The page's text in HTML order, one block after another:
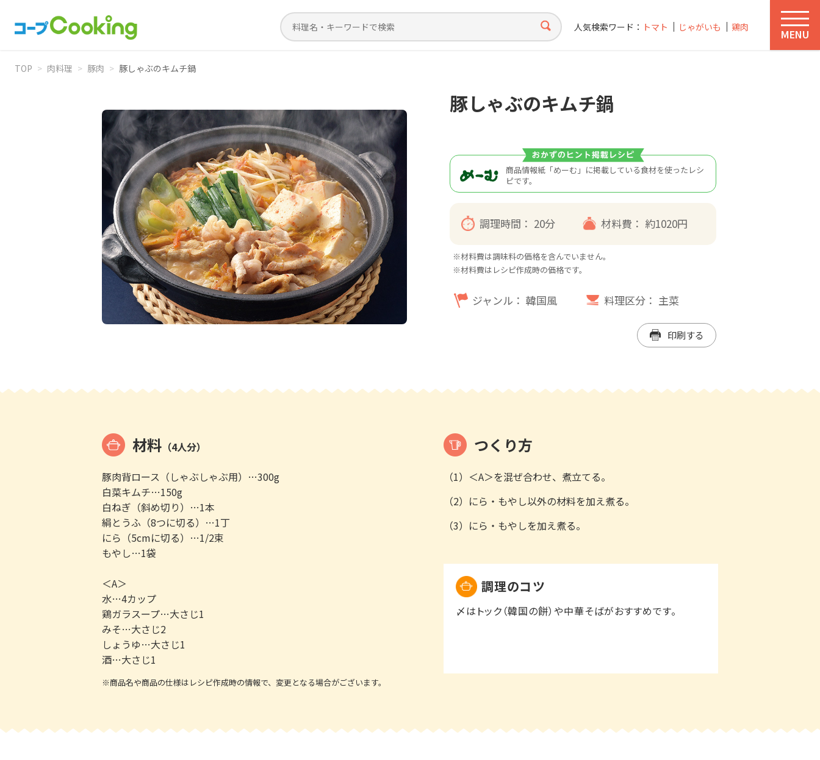
MENU
人気検索ワード： トマト じゃがいも 鶏肉
TOP > 肉料理 > 豚肉 > 豚しゃぶのキムチ鍋
豚しゃぶのキムチ鍋
商品情報紙「めーむ」に掲載している食材を使ったレシ
ピです。
調理時間： 20分 材料費： 約1020円
※材料費は調味料の価格を含んでいません。
※材料費はレシピ作成時の価格です。
ジャンル： 韓国風 料理区分： 主菜
印刷する
材料 （4人分）
豚肉背ロース（しゃぶしゃぶ用）…300g
白菜キムチ…150g
白ねぎ（斜め切り）…1本
絹とうふ（8つに切る）…1丁
にら（5cmに切る）…1/2束
もやし…1袋
＜A＞
水…4カップ
鶏ガラスープ…大さじ1
みそ…大さじ2
しょうゆ…大さじ1
酒…大さじ1
※商品名や商品の仕様はレシピ作成時の情報で、変更となる場合がございます。
つくり方
（1）＜A＞を混ぜ合わせ、煮立てる。
（2）にら・もやし以外の材料を加え煮る。
（3）にら・もやしを加え煮る。
調理のコツ
〆はトック（韓国の餅）や中華そばがおすすめです。